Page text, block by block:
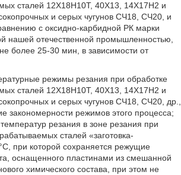
сталей 12Х18Н10Т, 40Х13, 14Х17Н2 и
и серых чугунов СЧ18, СЧ20, и
с оксидно-карбидной РК марки
нашей отечественной промышленностью,
более 25-30 мин, в зависимости от
режимы резания при обработке
сталей 12Х18Н10Т, 40Х13, 14Х17Н2 и
и серых чугунов СЧ18, СЧ20, др.,
закономерности режимов этого процесса;
резания в зоне резания при
сталей «заготовка-
при которой сохраняется режущие
оснащенного пластинами из смешанной
химического состава, при этом не